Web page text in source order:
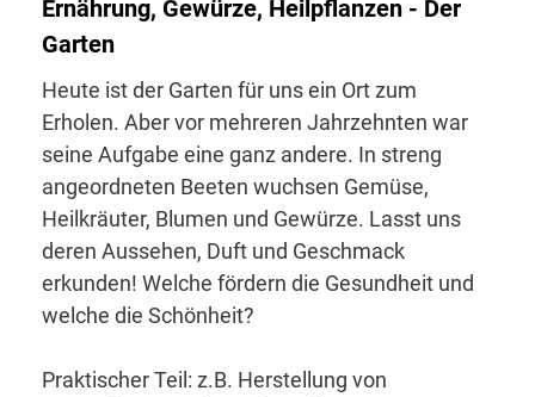
Ernährung, Gewürze, Heilpflanzen - Der
Garten
Heute ist der Garten für uns ein Ort zum
Erholen. Aber vor mehreren Jahrzehnten war
seine Aufgabe eine ganz andere. In streng
angeordneten Beeten wuchsen Gemüse,
Heilkräuter, Blumen und Gewürze. Lasst uns
deren Aussehen, Duft und Geschmack
erkunden! Welche fördern die Gesundheit und
welche die Schönheit?
Praktischer Teil: z.B. Herstellung von